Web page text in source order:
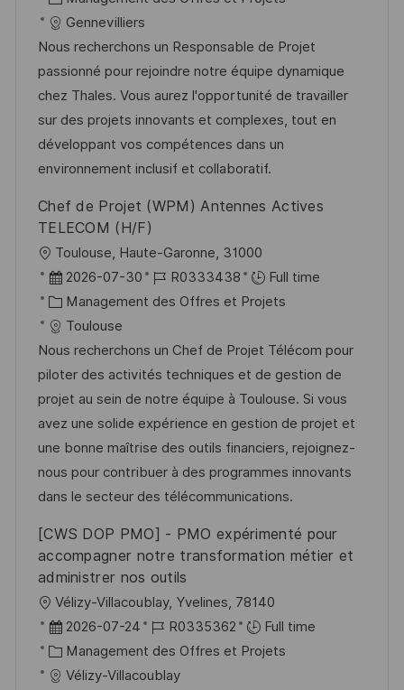
a
l
i
s
a
t
i
n
t
e
d
’
a
f
f
c
g
é
r
e
n
c
e
u
s
a
t
é
g
o
r
i
Gennevilliers
Nous recherchons un Responsable de Projet
passionné pour rejoindre notre équipe dynamique
chez Thales. Vous aurez l'opportunité de travailler
sur des projets innovants et complexes, tout en
développant vos compétences dans un
environnement inclusif et collaboratif.
Chef de Projet (WPM) Antennes Actives
TELECOM (H/F)
o
c
a
l
i
s
a
t
i
o
Toulouse, Haute-Garonne, 31000
D
a
t
e
d
’
a
f
f
i
h
a
g
e
2026-07-30
R
é
é
r
e
n
c
e
d
p
s
t
e
R0333438
Full time
C
a
t
é
g
o
r
i
e
Management des Offres et Projets
Toulouse
Nous recherchons un Chef de Projet Télécom pour
piloter des activités techniques et de gestion de
projet au sein de notre équipe à Toulouse. Si vous
avez une solide expérience en gestion de projet et
une bonne maîtrise des outils financiers, rejoignez-
nous pour contribuer à des programmes innovants
dans le secteur des télécommunications.
[CWS DOP PMO] - PMO expérimenté pour
accompagner notre transformation métier et
administrer nos outils
o
c
a
Vélizy-Villacoublay, Yvelines, 78140
D
a
t
2026-07-24
R
é
f
R0335362
Full time
C
a
Management des Offres et Projets
Vélizy-Villacoublay